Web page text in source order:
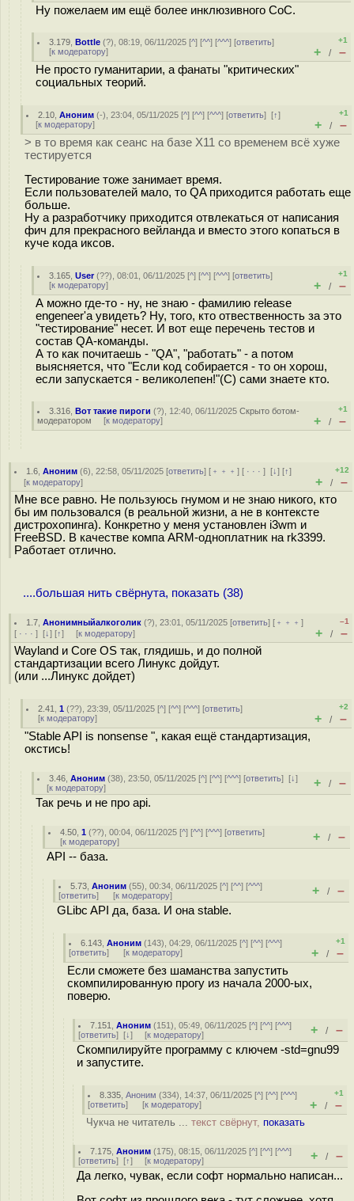
Ну пожелаем им ещё более инклюзивного CoC.
3.179 ,Bottle (?), 08:19, 06/11/2025 [^] [^^] [^^^] [ответить]
[к модератору]
+1
+ / –
Не просто гуманитарии, а фанаты "критических"
социальных теорий.
2.10 ,Аноним (-), 23:04, 05/11/2025 [^] [^^] [^^^] [ответить][↑]
[к модератору]
+1
+ / –
> в то время как сеанс на базе X11 со временем всё хуже
тестируется
Тестирование тоже занимает время.
Если пользователей мало, то QA приходится работать еще
больше.
Ну а разработчику приходится отвлекаться от написания
фич для прекрасного вейланда и вместо этого копаться в
куче кода иксов.
3.165 ,User(??), 08:01, 06/11/2025 [^] [^^] [^^^] [ответить]
[к модератору]
+1
+ / –
А можно где-то - ну, не знаю - фамилию release
engeneer'а увидеть? Ну, того, кто отвественность за это
"тестирование" несет. И вот еще перечень тестов и
состав QA-команды.
А то как почитаешь - "QA", "работать" - а потом
выясняется, что "Если код собирается - то он хорош,
если запускается - великолепен!"(С) сами знаете кто.
3.316 ,Вот такие пироги (?), 12:40, 06/11/2025Скрыто ботом-
модератором [к модератору]
+1
+ / –
1.6 ,Аноним (6), 22:58, 05/11/2025 [ответить] [ ﹢﹢﹢] [ · · ·][↓] [↑]
[к модератору]
+12
+ / –
Мне все равно. Не пользуюсь гнумом и не знаю никого, кто
бы им пользовался (в реальной жизни, а не в контексте
дистрохопинга). Конкретно у меня установлен i3wm и
FreeBSD. В качестве компа ARM-одноплатник на rk3399.
Работает отлично.
....большая нить свёрнута, показать (38)
1.7 ,Анонимныйалкоголик (?), 23:01, 05/11/2025 [ответить] [ ﹢﹢﹢]
[ · · · ] [↓] [↑] [к модератору]
–1
+ / –
Wayland и Core OS так, глядишь, и до полной
стандартизации всего Линукс дойдут.
(или ...Линукс дойдет)
2.41 ,1 (??), 23:39, 05/11/2025 [^] [^^] [^^^] [ответить]
[к модератору]
+2
+ / –
"Stable API is nonsense ", какая ещё стандартизация,
окстись!
3.46 ,Аноним (38), 23:50, 05/11/2025 [^] [^^] [^^^] [ответить][↓]
[к модератору] + / –
Так речь и не про api.
4.50 ,1 (??), 00:04, 06/11/2025 [^] [^^] [^^^] [ответить]
[к модератору] + / –
API -- база.
5.73 ,Аноним (55), 00:34, 06/11/2025 [^] [^^] [^^^]
[ответить] [к модератору] + / –
GLibc API да, база. И она stable.
6.143 ,Аноним (143), 04:29, 06/11/2025 [^] [^^] [^^^]
[ответить] [к модератору]
+1
+ / –
Если сможете без шаманства запустить
скомпилированную прогу из начала 2000-ых,
поверю.
7.151 ,Аноним (151), 05:49, 06/11/2025 [^] [^^] [^^^]
[ответить] [↓] [к модератору] + / –
Скомпилируйте программу с ключем -std=gnu99
и запустите.
8.335 ,Аноним (334), 14:37, 06/11/2025 [^] [^^] [^^^]
[ответить] [к модератору]
+1
+ / –
Чукча не читатель ... текст свёрнут, показать
7.175 ,Аноним (175), 08:15, 06/11/2025 [^] [^^] [^^^]
[ответить] [↑] [к модератору] + / –
Да легко, чувак, если софт нормально написан...